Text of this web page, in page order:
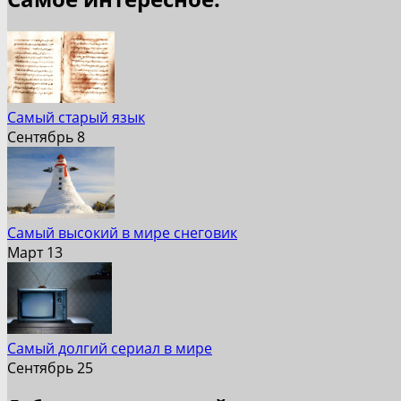
Самый старый язык
Сентябрь 8
Самый высокий в мире снеговик
Март 13
Cамый долгий сериал в мире
Сентябрь 25